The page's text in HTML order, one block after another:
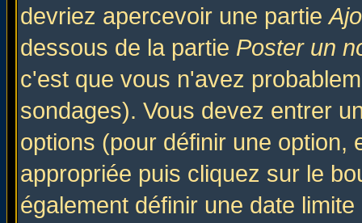
devriez apercevoir une partie
dessous de la partie Poster un
c'est que vous n'avez
sondages). Vous devez entrer
options (pour définir une option,
appropriée puis cliquez sur le
également définir une date